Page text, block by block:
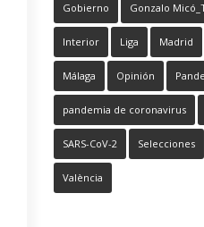
Gobierno Gonzalo
Interior Liga Madrid
Málaga Opinión
pandemia de coronavirus
SARS-CoV-2 Selecciones
València